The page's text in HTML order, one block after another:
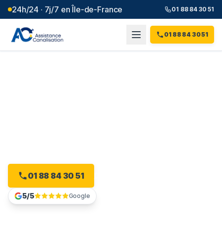
24h/24 · 7j/7 en Île-de-France 01 88 84 30 51
01 88 84 30 51
01 88 84 30 51
5/5 Google